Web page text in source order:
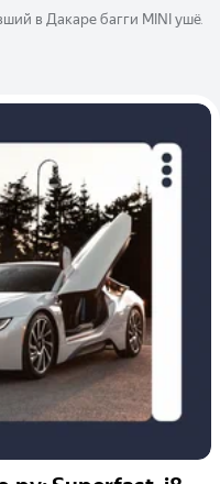
в Дакаре багги MINI ушёл